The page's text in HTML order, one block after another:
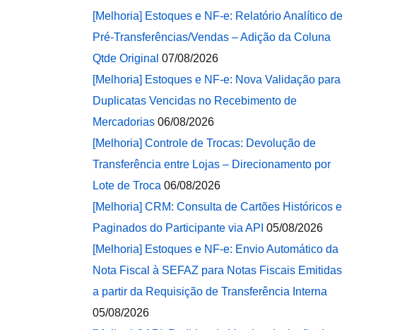
[Melhoria] Estoques e NF-e: Relatório Analítico de
Pré-Transferências/Vendas – Adição da Coluna
Qtde Original 07/08/2026
[Melhoria] Estoques e NF-e: Nova Validação para
Duplicatas Vencidas no Recebimento de
Mercadorias 06/08/2026
[Melhoria] Controle de Trocas: Devolução de
Transferência entre Lojas – Direcionamento por
Lote de Troca 06/08/2026
[Melhoria] CRM: Consulta de Cartões Históricos e
Paginados do Participante via API 05/08/2026
[Melhoria] Estoques e NF-e: Envio Automático da
Nota Fiscal à SEFAZ para Notas Fiscais Emitidas
a partir da Requisição de Transferência Interna
05/08/2026